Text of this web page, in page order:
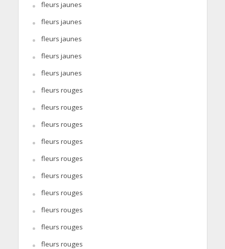
fleurs jaunes
fleurs jaunes
fleurs jaunes
fleurs jaunes
fleurs jaunes
fleurs rouges
fleurs rouges
fleurs rouges
fleurs rouges
fleurs rouges
fleurs rouges
fleurs rouges
fleurs rouges
fleurs rouges
fleurs rouges